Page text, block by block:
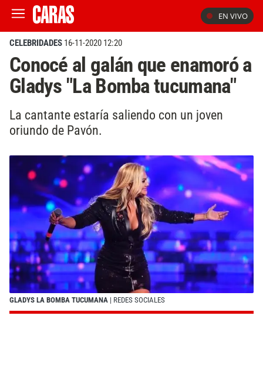
EN VIVO
CELEBRIDADES 16-11-2020 12:20
Conocé al galán que enamoró a
Gladys "La Bomba tucumana"
La cantante estaría saliendo con un joven
oriundo de Pavón.
GLADYS LA BOMBA TUCUMANA | REDES SOCIALES